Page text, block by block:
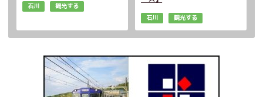
石川 観光する
石川 観光する